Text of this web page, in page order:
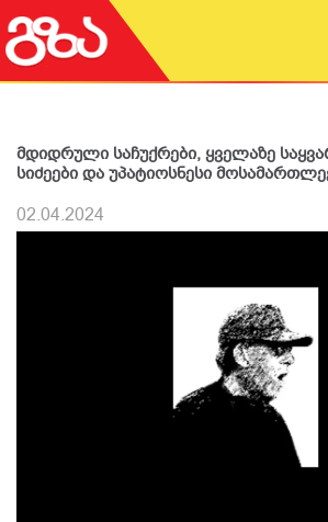
მდიდრული საჩუქრები, ყველაზე
სიძეები და უპატიოსნესი
02.04.2024